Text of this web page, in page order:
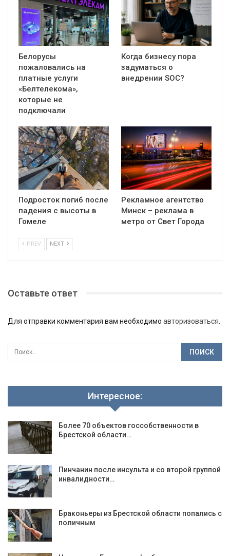
Белорусы
пожаловались на
платные услуги
«Белтелекома»,
которые не
подключали
Когда бизнесу пора
задуматься о
внедрении SOC?
Подросток погиб после
падения с высоты в
Гомеле
Рекламное агентство
Минск – реклама в
метро от Свет Города
PREV NEXT
Оставьте ответ
Для отправки комментария вам необходимо авторизоваться
Интересное:
Более 70 объектов госсобственности в
Брестской области…
Пинчанин после инсульта и со второй группой
инвалидности…
Браконьеры из Брестской области попались с
поличным